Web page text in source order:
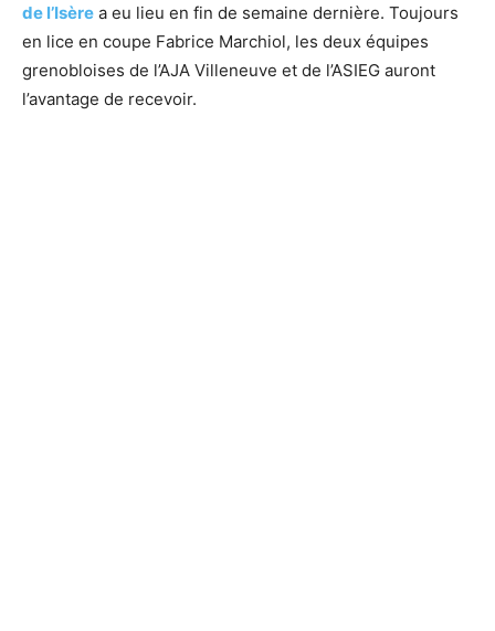
de l’Isère a eu lieu en fin de semaine dernière. Toujours
en lice en coupe Fabrice Marchiol, les deux équipes
grenobloises de l’AJA Villeneuve et de l’ASIEG auront
l’avantage de recevoir.